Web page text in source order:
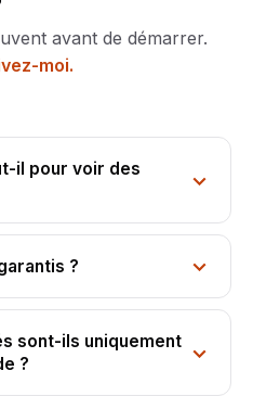
avant de démarrer.
moi.
il pour voir des
?
sont-ils uniquement
?